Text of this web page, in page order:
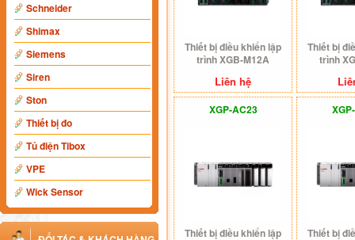
Schneider
Shimax
Siemens
Siren
Ston
Thiết bị đo
Tủ điện Tibox
VPE
Wick Sensor
Thiết bị điều khiển lập
trình XGB-M12A
Liên hệ
Thiết bị
trình
XGP-AC23
Thiết bị điều khiển lập
Thiết bị